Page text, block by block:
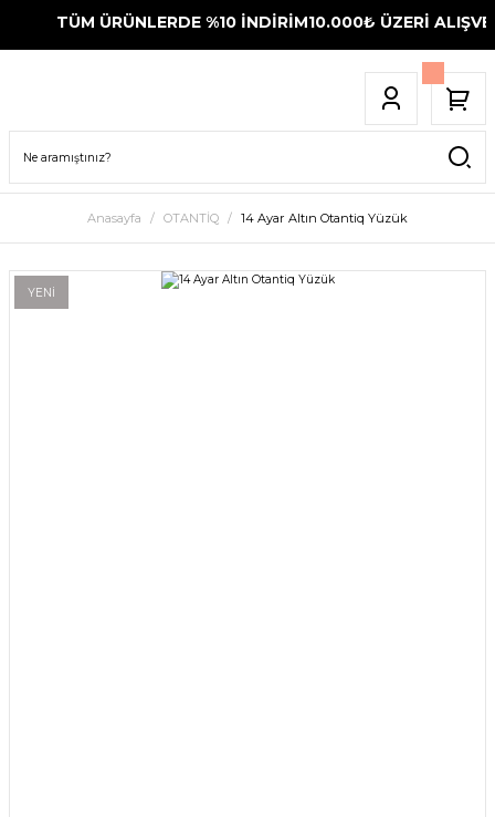
TÜM ÜRÜNLERDE %10 İNDİRİM10.000₺ ÜZERİ
Anasayfa OTANTİQ 14 Ayar Altın Otantiq Yüzük
YENİ